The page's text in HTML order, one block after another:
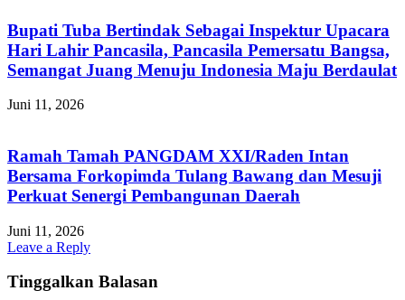
Bupati Tuba Bertindak Sebagai Inspektur Upacara
Hari Lahir Pancasila, Pancasila Pemersatu Bangsa,
Semangat Juang Menuju Indonesia Maju Berdaulat
Juni 11, 2026
Ramah Tamah PANGDAM XXI/Raden Intan
Bersama Forkopimda Tulang Bawang dan Mesuji
Perkuat Senergi Pembangunan Daerah
Juni 11, 2026
Leave a Reply
Tinggalkan Balasan